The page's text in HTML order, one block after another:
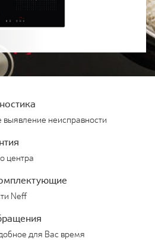
неисправности
центра
Neff
для Вас время